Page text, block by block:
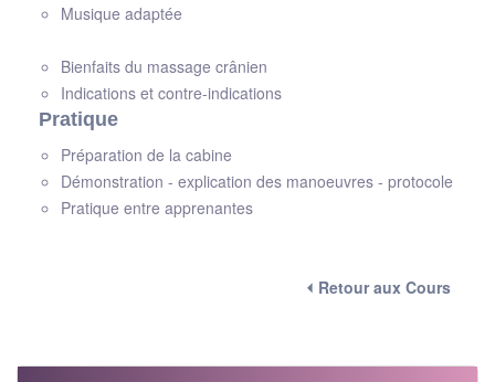
Musique adaptée
Bienfaits du massage crânien
Indications et contre-indications
Pratique
Préparation de la cabine
Démonstration - explication des manoeuvres - protocole
Pratique entre apprenantes
⏴ Retour aux Cours